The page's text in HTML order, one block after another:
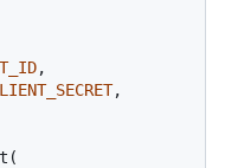
,
,